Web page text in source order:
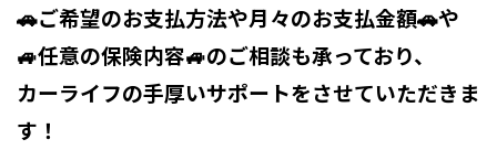
🚗ご希望のお支払方法や月々のお支払金額🚗や
🚙任意の保険内容🚙のご相談も承っており、
カーライフの手厚いサポートをさせていただきま
す！